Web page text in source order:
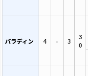
パラディン 4 - 3
3
0